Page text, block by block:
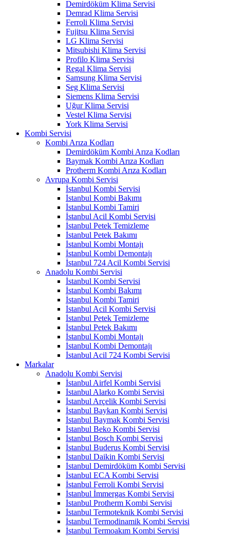
Demirdöküm Klima Servisi
Demrad Klima Servisi
Ferroli Klima Servisi
Fujitsu Klima Servisi
LG Klima Servisi
Mitsubishi Klima Servisi
Profilo Klima Servisi
Regal Klima Servisi
Samsung Klima Servisi
Seg Klima Servisi
Siemens Klima Servisi
Uğur Klima Servisi
Vestel Klima Servisi
York Klima Servisi
Kombi Servisi
Kombi Arıza Kodları
Demirdöküm Kombi Arıza Kodları
Baymak Kombi Arıza Kodları
Protherm Kombi Arıza Kodları
Avrupa Kombi Servisi
İstanbul Kombi Servisi
İstanbul Kombi Bakımı
İstanbul Kombi Tamiri
İstanbul Acil Kombi Servisi
İstanbul Petek Temizleme
İstanbul Petek Bakımı
İstanbul Kombi Montajı
İstanbul Kombi Demontajı
İstanbul 724 Acil Kombi Servisi
Anadolu Kombi Servisi
İstanbul Kombi Servisi
İstanbul Kombi Bakımı
İstanbul Kombi Tamiri
İstanbul Acil Kombi Servisi
İstanbul Petek Temizleme
İstanbul Petek Bakımı
İstanbul Kombi Montajı
İstanbul Kombi Demontajı
İstanbul Acil 724 Kombi Servisi
Markalar
Anadolu Kombi Servisi
İstanbul Airfel Kombi Servisi
İstanbul Alarko Kombi Servisi
İstanbul Arçelik Kombi Servisi
İstanbul Baykan Kombi Servisi
İstanbul Baymak Kombi Servisi
İstanbul Beko Kombi Servisi
İstanbul Bosch Kombi Servisi
İstanbul Buderus Kombi Servisi
İstanbul Daikin Kombi Servisi
İstanbul Demirdöküm Kombi Servisi
İstanbul ECA Kombi Servisi
İstanbul Ferroli Kombi Servisi
İstanbul İmmergas Kombi Servisi
İstanbul Protherm Kombi Servisi
İstanbul Termoteknik Kombi Servisi
İstanbul Termodinamik Kombi Servisi
İstanbul Termoakım Kombi Servisi